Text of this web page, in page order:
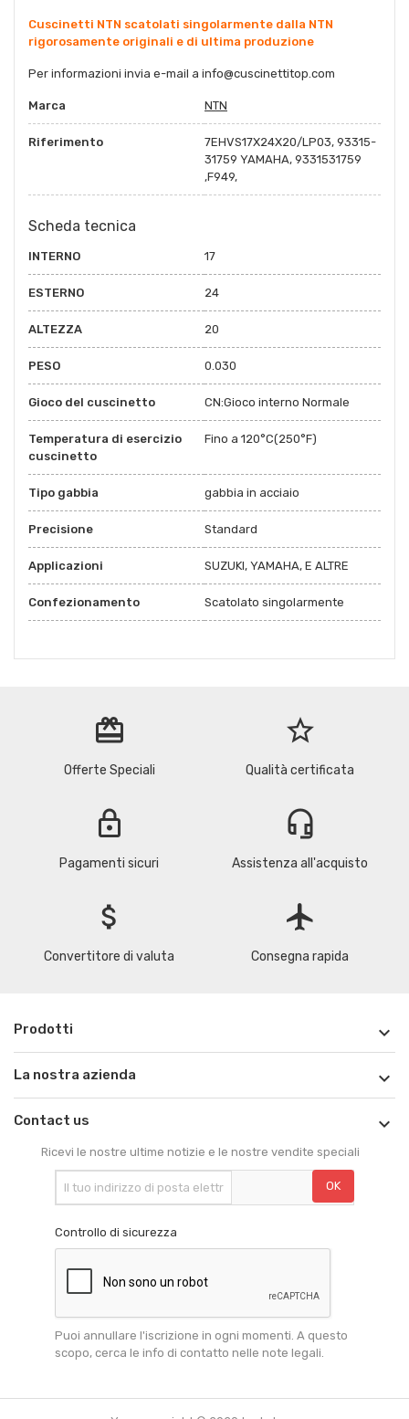
Cuscinetti NTN scatolati singolarmente dalla NTN
rigorosamente originali e di ultima produzione
Per informazioni invia e-mail a info@cuscinettitop.com
Marca NTN
Riferimento
7EHVS17X24X20/LP03, 93315-
31759 YAMAHA, 9331531759
,F949,
Scheda tecnica
INTERNO 17
ESTERNO 24
ALTEZZA 20
PESO 0.030
Gioco del cuscinetto CN:Gioco interno Normale
Temperatura di esercizio
cuscinetto
Fino a 120°C(250°F)
Tipo gabbia gabbia in acciaio
Precisione Standard
Applicazioni SUZUKI, YAMAHA, E ALTRE
Confezionamento Scatolato singolarmente
redeem
Offerte Speciali
star_border
Qualità certificata
lock
Pagamenti sicuri
headset_mic
Assistenza all'acquisto
attach_money
Convertitore di valuta
flight
Consegna rapida
Prodotti 
La nostra azienda 
Contact us 
Ricevi le nostre ultime notizie e le nostre vendite speciali
Controllo di sicurezza
Puoi annullare l'iscrizione in ogni momenti. A questo
scopo, cerca le info di contatto nelle note legali.